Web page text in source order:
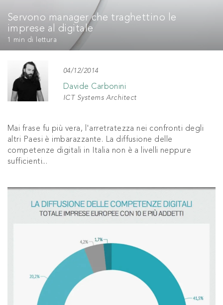
Servono manager che traghettino le
imprese al digitale
1 min di lettura
04/12/2014
Davide Carbonini
ICT Systems Architect
Mai frase fu più vera, l'arretratezza nei confronti degli
altri Paesi è imbarazzante. La diffusione delle
competenze digitali in Italia non è a livelli neppure
sufficienti...